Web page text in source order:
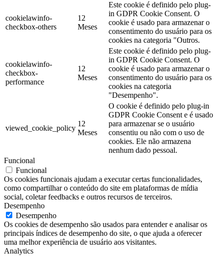
cookielawinfo-
checkbox-others
12
Meses
Este cookie é definido pelo plug-
in GDPR Cookie Consent. O
cookie é usado para armazenar o
consentimento do usuário para os
cookies na categoria "Outros.
cookielawinfo-
checkbox-
performance
12
Meses
Este cookie é definido pelo plug-
in GDPR Cookie Consent. O
cookie é usado para armazenar o
consentimento do usuário para os
cookies na categoria
"Desempenho".
viewed_cookie_policy
12
Meses
O cookie é definido pelo plug-in
GDPR Cookie Consent e é usado
para armazenar se o usuário
consentiu ou não com o uso de
cookies. Ele não armazena
nenhum dado pessoal.
Funcional
Funcional
Os cookies funcionais ajudam a executar certas funcionalidades,
como compartilhar o conteúdo do site em plataformas de mídia
social, coletar feedbacks e outros recursos de terceiros.
Desempenho
Desempenho
Os cookies de desempenho são usados para entender e analisar os
principais índices de desempenho do site, o que ajuda a oferecer
uma melhor experiência de usuário aos visitantes.
Analytics